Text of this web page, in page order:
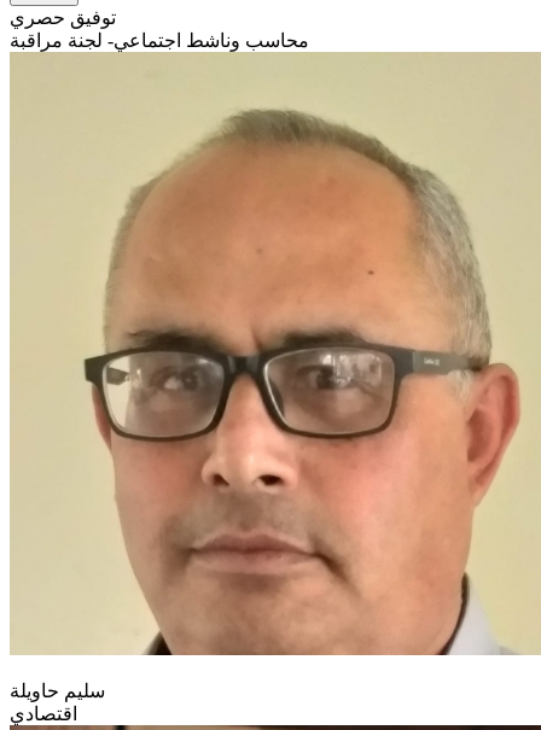
توفيق حصري
محاسب وناشط اجتماعي- لجنة مراقبة
سليم حاويلة
اقتصادي